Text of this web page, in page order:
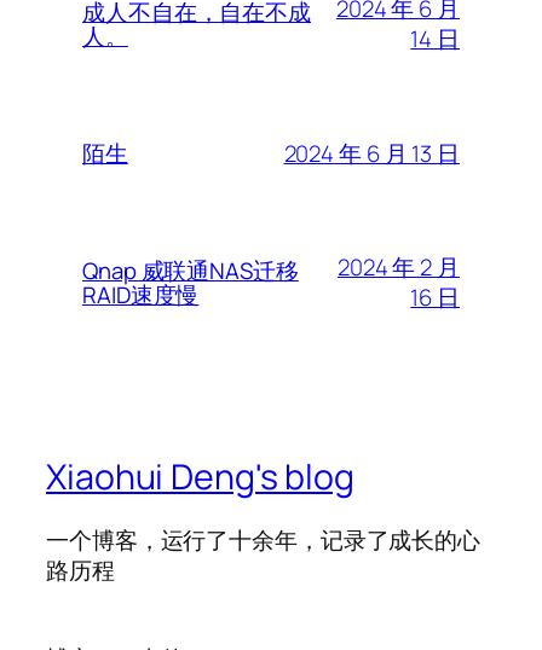
成人不自在，自在不成
人。
2024 年 6 月
14 日
陌生 2024 年 6 月 13 日
Qnap 威联通NAS迁移
RAID速度慢
2024 年 2 月
16 日
Xiaohui Deng's blog
一个博客，运行了十余年，记录了成长的心
路历程